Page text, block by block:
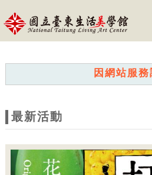
網
站
主
題
因網站服務調整
最新活動